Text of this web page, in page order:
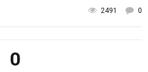
2491 0
0